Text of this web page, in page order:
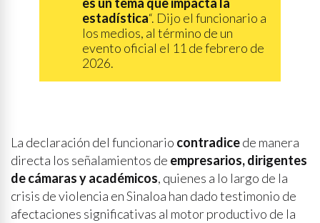
estadística“. Dijo el funcionario a
los medios, al término de un
evento oficial el 11 de febrero de
2026.
La declaración del funcionario contradicede manera
directa los señalamientos de empresarios, dirigentes
de cámaras y académicos, quienes a lo largo de la
crisis de violencia en Sinaloa han dado testimonio de
afectaciones significativas al motor productivo de la